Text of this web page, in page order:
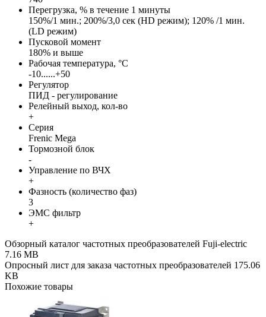
Перегрузка, % в течение 1 минуты
150%/1 мин.; 200%/3,0 сек (HD режим); 120% /1 мин.
(LD режим)
Пусковой момент
180% и выше
Рабочая температура, °С
-10......+50
Регулятор
ПИД - регулирование
Релейный выход, кол-во
+
Серия
Frenic Mega
Тормозной блок
-
Управление по ВЧХ
+
Фазность (количество фаз)
3
ЭМС фильтр
+
Обзорный каталог частотных преобразователей Fuji-electric
7.16 MB
Опросный лист для заказа частотных преобразователей 175.06
KB
Похожие товары